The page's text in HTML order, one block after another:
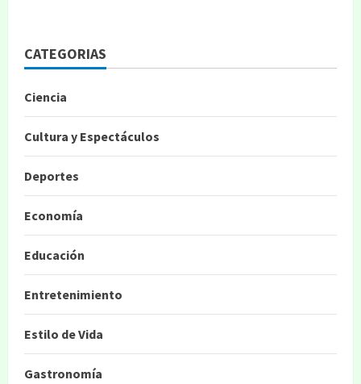
CATEGORIAS
Ciencia
Cultura y Espectáculos
Deportes
Economía
Educación
Entretenimiento
Estilo de Vida
Gastronomía